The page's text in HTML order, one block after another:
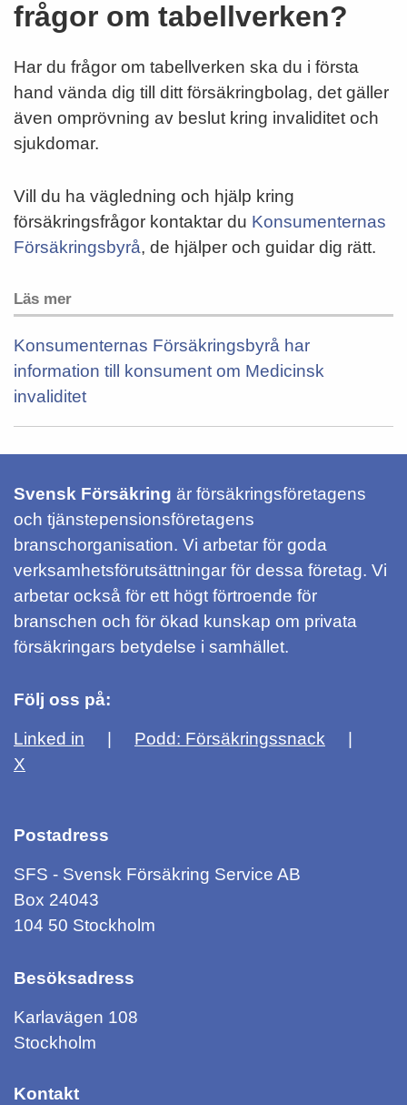
frågor om tabellverken?
Har du frågor om tabellverken ska du i första
hand vända dig till ditt försäkringbolag, det gäller
även omprövning av beslut kring invaliditet och
sjukdomar.
Vill du ha vägledning och hjälp kring
försäkringsfrågor kontaktar du Konsumenternas
Försäkringsbyrå, de hjälper och guidar dig rätt.
Läs mer
Konsumenternas Försäkringsbyrå har
information till konsument om Medicinsk
invaliditet
Svensk Försäkring är försäkringsföretagens
och tjänstepensionsföretagens
branschorganisation. Vi arbetar för goda
verksamhetsförutsättningar för dessa företag. Vi
arbetar också för ett högt förtroende för
branschen och för ökad kunskap om privata
försäkringars betydelse i samhället.
Följ oss på:
Linked in
Podd: Försäkringssnack
X
Postadress
SFS - Svensk Försäkring Service AB
Box 24043
104 50 Stockholm
Besöksadress
Karlavägen 108
Stockholm
Kontakt